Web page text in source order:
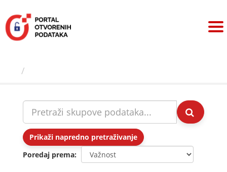
sadržaj
Prikaži napredno pretraživanje
Poredaj prema